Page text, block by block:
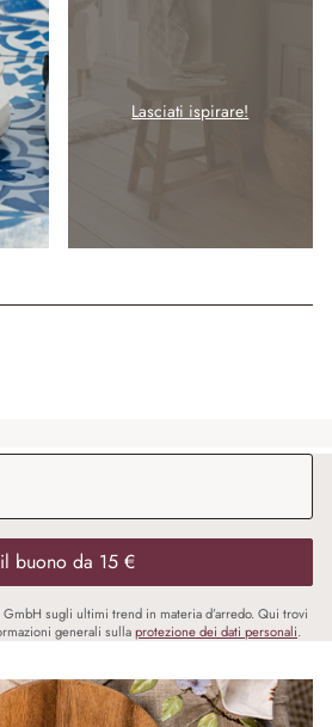
Lasciati ispirare!
buono da 15 €
sugli ultimi trend in materia d’arredo. Qui trovi
generali sullaprotezione dei dati personali.